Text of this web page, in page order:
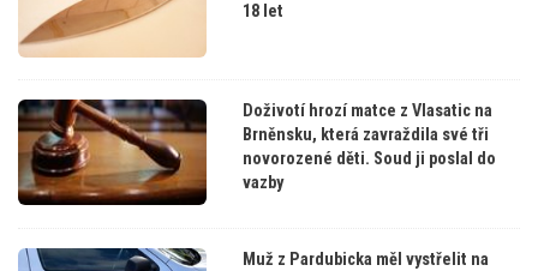
18 let
Doživotí hrozí matce z Vlasatic na
Brněnsku, která zavraždila své tři
novorozené děti. Soud ji poslal do
vazby
Muž z Pardubicka měl vystřelit na